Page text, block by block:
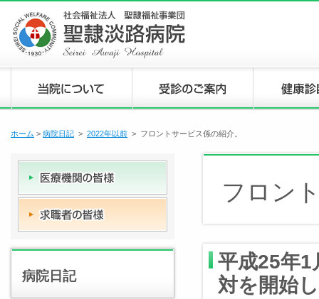
ホーム > 病院日記 > 2022年以前 > フロントサービス係の紹介。
フロン
平成25年
対を開始
病院日記